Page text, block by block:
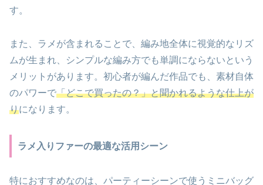
す。
また、ラメが含まれることで、編み地全体に視覚的なリズ
ムが生まれ、シンプルな編み方でも単調にならないという
メリットがあります。初心者が編んだ作品でも、素材自体
のパワーで「どこで買ったの？」と聞かれるような仕上が
りになります。
ラメ入りファーの最適な活用シーン
特におすすめなのは、パーティーシーンで使うミニバッグ